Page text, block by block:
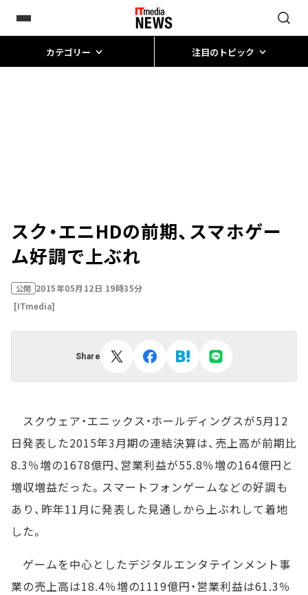
カテゴリー 注目のトピック
スク・エニHDの前期、スマホゲー
ム好調で上ぶれ
公開 2015年05月12日 19時35分
[ITmedia]
Share
スクウェア・エニックス・ホールディングスが5月12
日発表した2015年3月期の連結決算は、売上高が前期比
8.3％増の1678億円、営業利益が55.8％増の164億円と
増収増益だった。スマートフォンゲームなどの好調も
あり、昨年11月に発表した見通しから上ぶれして着地
した。
ゲームを中心としたデジタルエンタテインメント事
業の売上高は18.4％増の1119億円・営業利益は61.3％